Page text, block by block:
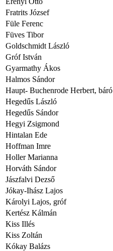
Fratrits József
Füle Ferenc
Füves Tibor
Goldschmidt László
Gróf István
Gyarmathy Ákos
Halmos Sándor
Haupt- Buchenrode Herbert, báró
Hegedűs László
Hegedűs Sándor
Hegyi Zsigmond
Hintalan Ede
Hoffman Imre
Holler Marianna
Horváth Sándor
Jászfalvi Dezső
Jókay-Ihász Lajos
Károlyi Lajos, gróf
Kertész Kálmán
Kiss Illés
Kiss Zoltán
Kókay Balázs